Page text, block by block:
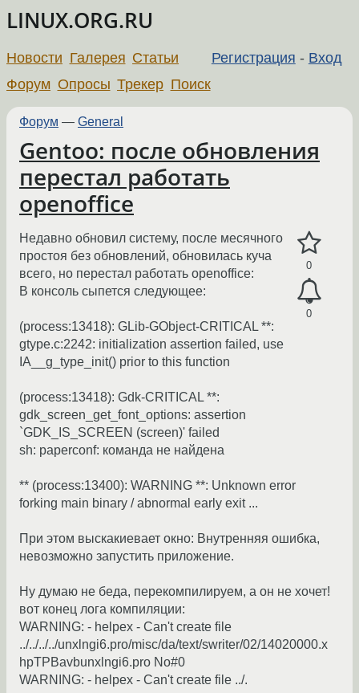
LINUX.ORG.RU
Регистрация - Вход
Новости Галерея Статьи
Форум Опросы Трекер Поиск
Форум — General
Gentoo: после обновления
перестал работать
openoffice
0
0
Недавно обновил систему, после месячного
простоя без обновлений, обновилась куча
всего, но перестал работать openoffice:
В консоль сыпется следующее:
(process:13418): GLib-GObject-CRITICAL **:
gtype.c:2242: initialization assertion failed, use
IA__g_type_init() prior to this function
(process:13418): Gdk-CRITICAL **:
gdk_screen_get_font_options: assertion
`GDK_IS_SCREEN (screen)' failed
sh: paperconf: команда не найдена
** (process:13400): WARNING **: Unknown error
forking main binary / abnormal early exit ...
При этом выскакиевает окно: Внутренняя ошибка,
невозможно запустить приложение.
Ну думаю не беда, перекомпилируем, а он не хочет!
вот конец лога компиляции:
WARNING: - helpex - Can't create file
../../../../unxlngi6.pro/misc/da/text/swriter/02/14020000.x
hpTPBavbunxlngi6.pro No#0
WARNING: - helpex - Can't create file ../.